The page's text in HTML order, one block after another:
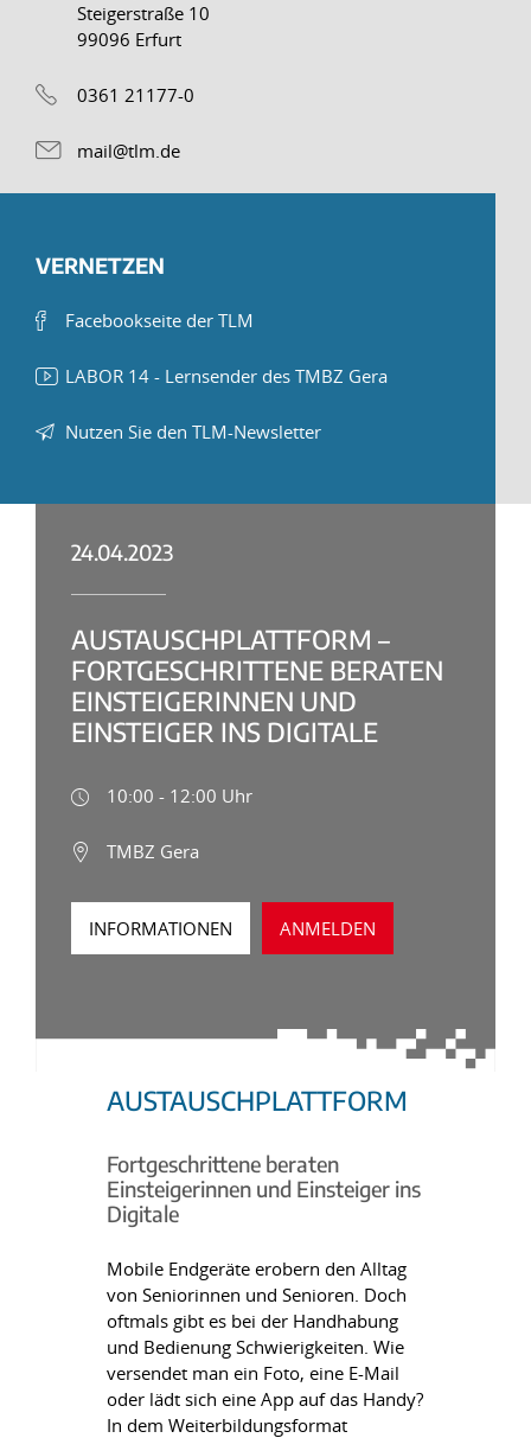
Steigerstraße 10
99096 Erfurt
0361 21177-0
mail@tlm.de
VERNETZEN
Facebookseite der TLM
LABOR 14 - Lernsender des TMBZ Gera
Nutzen Sie den TLM-Newsletter
24.04.2023
AUSTAUSCHPLATTFORM –
FORTGESCHRITTENE BERATEN
EINSTEIGERINNEN UND
EINSTEIGER INS DIGITALE
10:00 - 12:00 Uhr
TMBZ Gera
INFORMATIONEN ANMELDEN
AUSTAUSCHPLATTFORM
Fortgeschrittene beraten
Einsteigerinnen und Einsteiger ins
Digitale
Mobile Endgeräte erobern den Alltag
von Seniorinnen und Senioren. Doch
oftmals gibt es bei der Handhabung
und Bedienung Schwierigkeiten. Wie
versendet man ein Foto, eine E-Mail
oder lädt sich eine App auf das Handy?
In dem Weiterbildungsformat